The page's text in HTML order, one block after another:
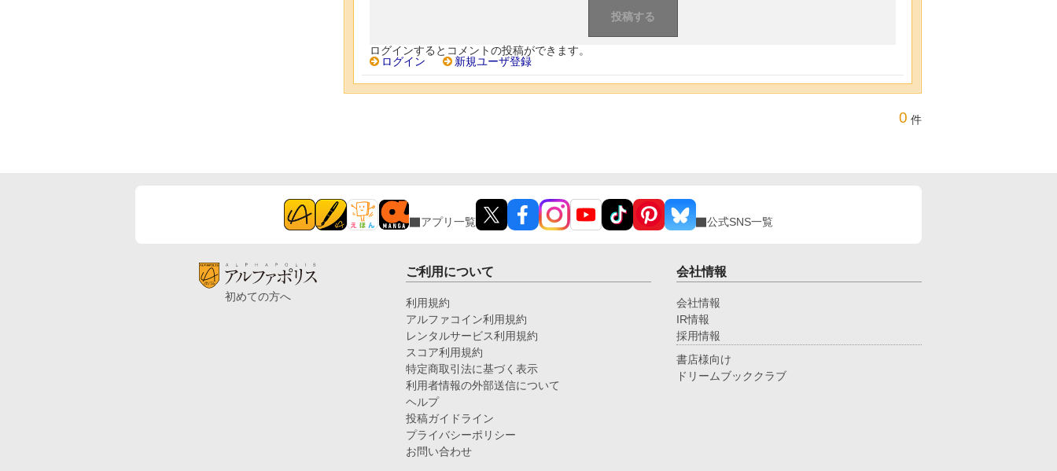
ログインするとコメントの投稿ができます。
ログイン
新規ユーザ登録
0 件
アプリ一覧 公式SNS一覧
初めての方へ
ご利用について
利用規約
アルファコイン利用規約
レンタルサービス利用規約
スコア利用規約
特定商取引法に基づく表示
利用者情報の外部送信について
ヘルプ
投稿ガイドライン
プライバシーポリシー
お問い合わせ
会社情報
会社情報
IR情報
採用情報
書店様向け
ドリームブッククラブ